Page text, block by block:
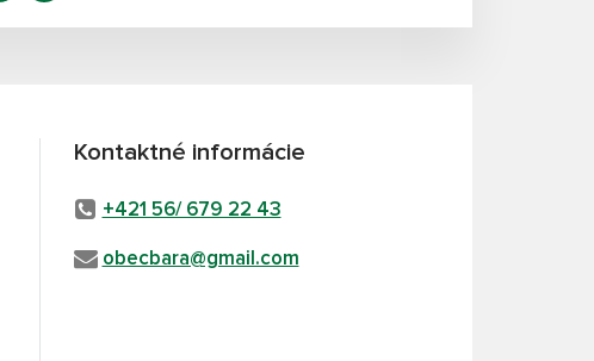
Kontaktné informácie
+421 56/ 679 22 43
obecbara@gmail.com